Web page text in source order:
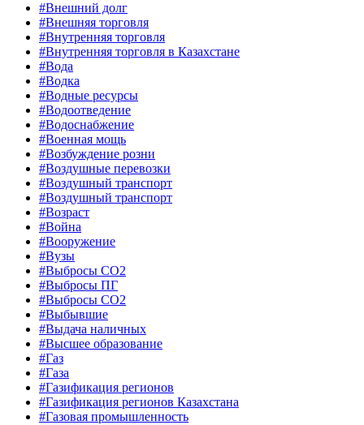
#Внешний долг
#Внешняя торговля
#Внутренняя торговля
#Внутренняя торговля в Казахстане
#Вода
#Водка
#Водные ресурсы
#Водоотведение
#Водоснабжение
#Военная мощь
#Возбуждение розни
#Воздушные перевозки
#Воздушный транспорт
#Воздушный транспорт
#Возраст
#Война
#Вооружение
#Вузы
#Выбросы CO2
#Выбросы ПГ
#Выбросы СО2
#Выбывшие
#Выдача наличных
#Высшее образование
#Газ
#Газа
#Газификация регионов
#Газификация регионов Казахстана
#Газовая промышленность